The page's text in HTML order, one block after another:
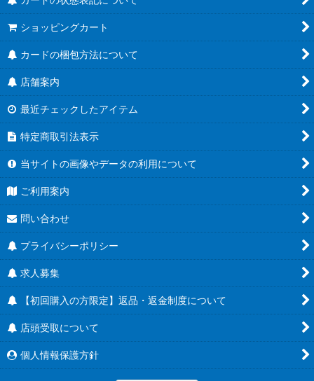
ショッピングカート
カードの梱包方法について
店舗案内
最近チェックしたアイテム
特定商取引法表示
当サイトの画像やデータの利用について
ご利用案内
問い合わせ
プライバシーポリシー
求人募集
【初回購入の方限定】返品・返金制度について
店頭受取について
個人情報保護方針